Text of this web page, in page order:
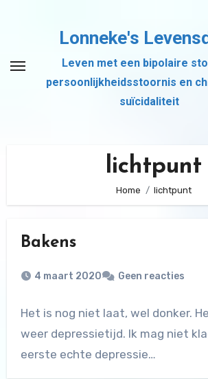
inhoud
Lonneke's
Leven met een bipolaire
persoonlijkheidsstoornis en
suïcidaliteit
lichtpunt
Home lichtpunt
Bakens
4 maart 2020 Geen reacties
Het is nog niet laat, wel donker.
weer depressietijd. Ik mag niet
eerste echte depressie…